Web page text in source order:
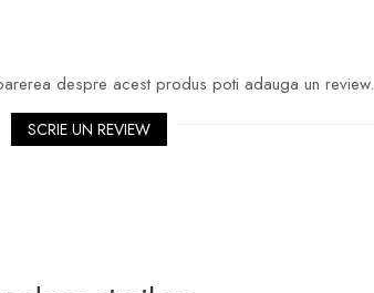
despre acest produs poti adauga un review.
SCRIE UN REVIEW